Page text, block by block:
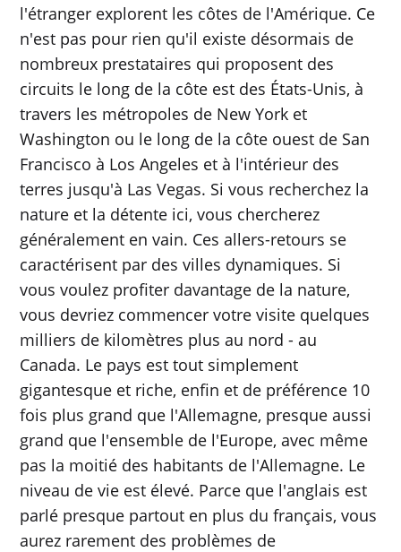
l'étranger explorent les côtes de l'Amérique. Ce
n'est pas pour rien qu'il existe désormais de
nombreux prestataires qui proposent des
circuits le long de la côte est des États-Unis, à
travers les métropoles de New York et
Washington ou le long de la côte ouest de San
Francisco à Los Angeles et à l'intérieur des
terres jusqu'à Las Vegas. Si vous recherchez la
nature et la détente ici, vous chercherez
généralement en vain. Ces allers-retours se
caractérisent par des villes dynamiques. Si
vous voulez profiter davantage de la nature,
vous devriez commencer votre visite quelques
milliers de kilomètres plus au nord - au
Canada. Le pays est tout simplement
gigantesque et riche, enfin et de préférence 10
fois plus grand que l'Allemagne, presque aussi
grand que l'ensemble de l'Europe, avec même
pas la moitié des habitants de l'Allemagne. Le
niveau de vie est élevé. Parce que l'anglais est
parlé presque partout en plus du français, vous
aurez rarement des problèmes de